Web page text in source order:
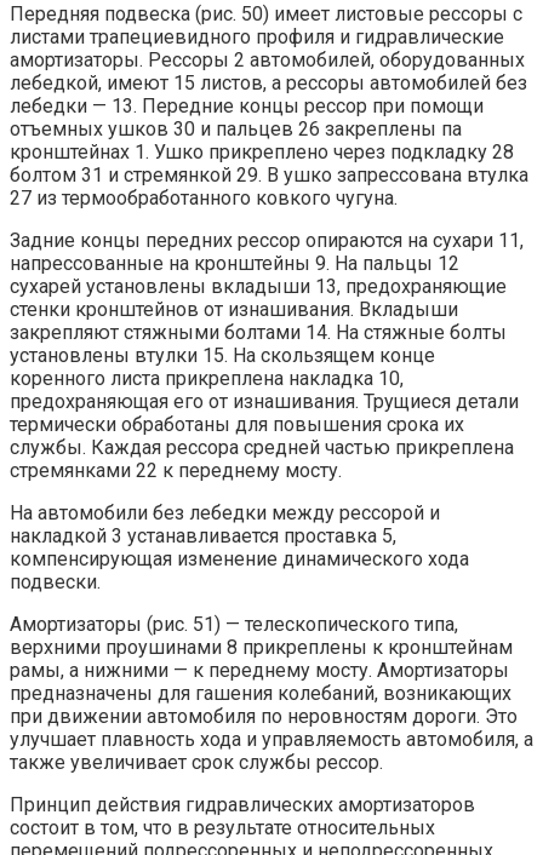
Передняя подвеска (рис. 50) имеет листовые рессоры с
листами трапециевидного профиля и гидравлические
амортизаторы. Рессоры 2 автомобилей, оборудованных
лебедкой, имеют 15 листов, а рессоры автомобилей без
лебедки — 13. Передние концы рессор при помощи
отъемных ушков 30 и пальцев 26 закреплены па
кронштейнах 1. Ушко прикреплено через подкладку 28
болтом 31 и стремянкой 29. В ушко запрессована втулка
27 из термообработанного ковкого чугуна.
Задние концы передних рессор опираются на сухари 11,
напрессованные на кронштейны 9. На пальцы 12
сухарей установлены вкладыши 13, предохраняющие
стенки кронштейнов от изнашивания. Вкладыши
закрепляют стяжными болтами 14. На стяжные болты
установлены втулки 15. На скользящем конце
коренного листа прикреплена накладка 10,
предохраняющая его от изнашивания. Трущиеся детали
термически обработаны для повышения срока их
службы. Каждая рессора средней частью прикреплена
стремянками 22 к переднему мосту.
На автомобили без лебедки между рессорой и
накладкой 3 устанавливается проставка 5,
компенсирующая изменение динамического хода
подвески.
Амортизаторы (рис. 51) — телескопического типа,
верхними проушинами 8 прикреплены к кронштейнам
рамы, а нижними — к переднему мосту. Амортизаторы
предназначены для гашения колебаний, возникающих
при движении автомобиля по неровностям дороги. Это
улучшает плавность хода и управляемость автомобиля, а
также увеличивает срок службы рессор.
Принцип действия гидравлических амортизаторов
состоит в том, что в результате относительных